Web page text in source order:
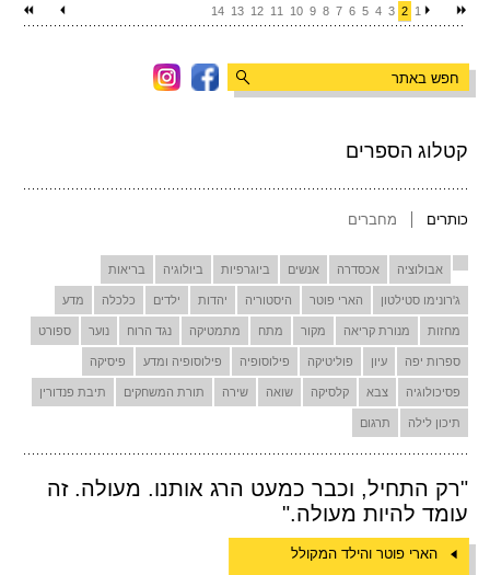
קטלוג הספרים
כותרים מחברים
אבולוציה אכסדרה אנשים ביוגרפיות ביולוגיה בריאות
ג'רונימו סטילטון הארי פוטר היסטוריה יהדות ילדים כלכלה מדע
מחזות מנורת קריאה מקור מתח מתמטיקה נגד הרוח נוער ספורט
ספרות יפה עיון פוליטיקה פילוסופיה פילוסופיה ומדע פיסיקה
פסיכולוגיה צבא קלסיקה שואה שירה תורת המשחקים תיבת פנדורין
תיכון לילה תרגום
"רק התחיל, וכבר כמעט הרג אותנו. מעולה. זה
עומד להיות מעולה."
הארי פוטר והילד המקולל
1
2
3
4
5
6
7
8
9
10
11
12
13
14